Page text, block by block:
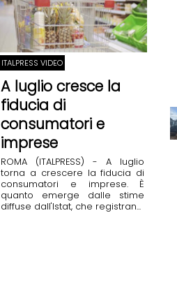
ITALPRESS VIDEO
A luglio cresce la
fiducia di
consumatori e
imprese
ROMA (ITALPRESS) - A luglio
torna a crescere la fiducia di
consumatori e imprese. È
quanto emerge dalle stime
diffuse dall'Istat, che registran...